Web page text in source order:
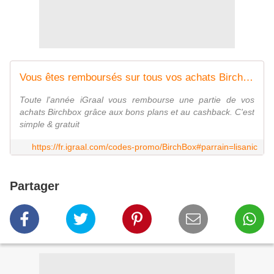
Vous êtes remboursés sur tous vos achats Birchbox avec iGraal
Toute l'année iGraal vous rembourse une partie de vos
achats Birchbox grâce aux bons plans et au cashback. C'est
simple & gratuit
https://fr.igraal.com/codes-promo/BirchBox#parrain=lisanic
Partager